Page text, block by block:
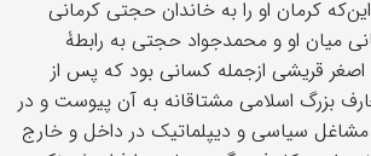
کرمان او را به خاندان حجتی کرمانی
میان او و محمدجواد حجتی به رابطۀ
قریشی ازجمله کسانی بود که پس از
بزرگ اسلامی مشتاقانه به آن پیوست و در
مشاغل سیاسی و دیپلماتیک در داخل و خارج